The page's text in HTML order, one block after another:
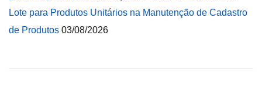
Lote para Produtos Unitários na Manutenção de Cadastro
de Produtos 03/08/2026